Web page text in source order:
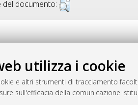
utilizza i cookie
e altri strumenti di tracciamento
sull'efficacia della comunicazione
del documento: